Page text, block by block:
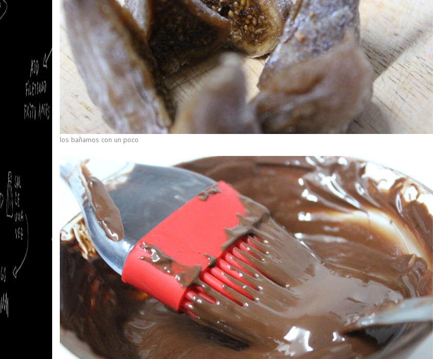
los bañamos con un poco